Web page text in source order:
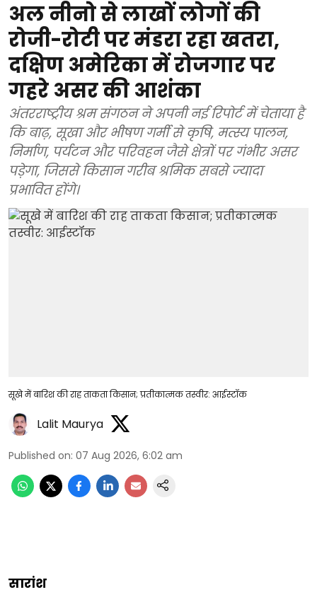
अल नीनो से लाखों लोगों की
रोजी-रोटी पर मंडरा रहा खतरा,
दक्षिण अमेरिका में रोजगार पर
गहरे असर की आशंका
अंतरराष्ट्रीय श्रम संगठन ने अपनी नई रिपोर्ट में चेताया है
कि बाढ़, सूखा और भीषण गर्मी से कृषि, मत्स्य पालन,
निर्माण, पर्यटन और परिवहन जैसे क्षेत्रों पर गंभीर असर
पड़ेगा, जिससे किसान गरीब श्रमिक सबसे ज्यादा
प्रभावित होंगे।
सूखे में बारिश की राह ताकता किसान; प्रतीकात्मक तस्वीर: आईस्टॉक
Lalit Maurya
Published on: 07 Aug 2026, 6:02 am
सारांश